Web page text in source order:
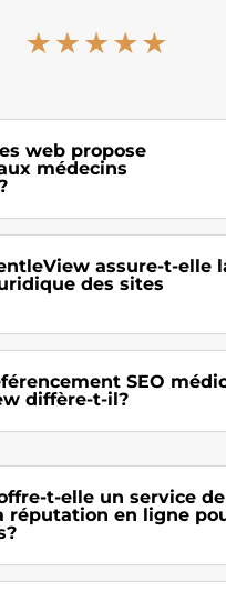
web propose
médecins
assure-t-elle
des sites
SEO
diffère-t-il?
t-elle un service de
réputation en ligne